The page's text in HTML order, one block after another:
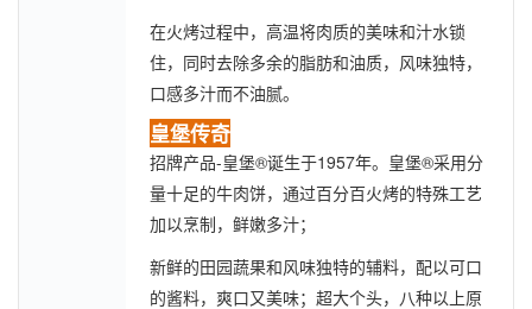
在火烤过程中，高温将肉质的美味和汁水锁
住，同时去除多余的脂肪和油质，风味独特，
口感多汁而不油腻。
皇堡传奇
招牌产品-皇堡®诞生于1957年。皇堡®采用分
量十足的牛肉饼，通过百分百火烤的特殊工艺
加以烹制，鲜嫩多汁；
新鲜的田园蔬果和风味独特的辅料，配以可口
的酱料，爽口又美味； 超大个头，八种以上原